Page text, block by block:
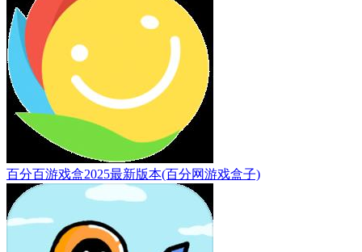
百分百游戏盒2025最新版本(百分网游戏盒子)